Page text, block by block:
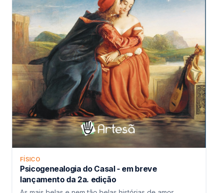
FÍSICO
Psicogenealogia do Casal - em breve
lançamento da 2a. edição